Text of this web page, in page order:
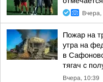
Вчера,
Пожар на
утра на
в
тягач с
Вчера, 10:39